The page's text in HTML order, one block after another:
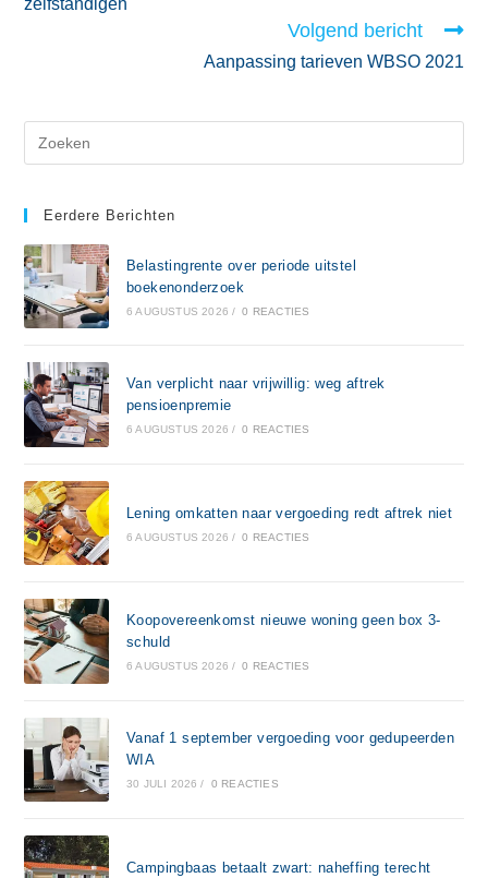
zelfstandigen
Volgend bericht
Aanpassing tarieven WBSO 2021
Eerdere Berichten
Belastingrente over periode uitstel
boekenonderzoek
6 AUGUSTUS 2026 / 0 REACTIES
Van verplicht naar vrijwillig: weg aftrek
pensioenpremie
6 AUGUSTUS 2026 / 0 REACTIES
Lening omkatten naar vergoeding redt aftrek niet
6 AUGUSTUS 2026 / 0 REACTIES
Koopovereenkomst nieuwe woning geen box 3-
schuld
6 AUGUSTUS 2026 / 0 REACTIES
Vanaf 1 september vergoeding voor gedupeerden
WIA
30 JULI 2026 / 0 REACTIES
Campingbaas betaalt zwart: naheffing terecht